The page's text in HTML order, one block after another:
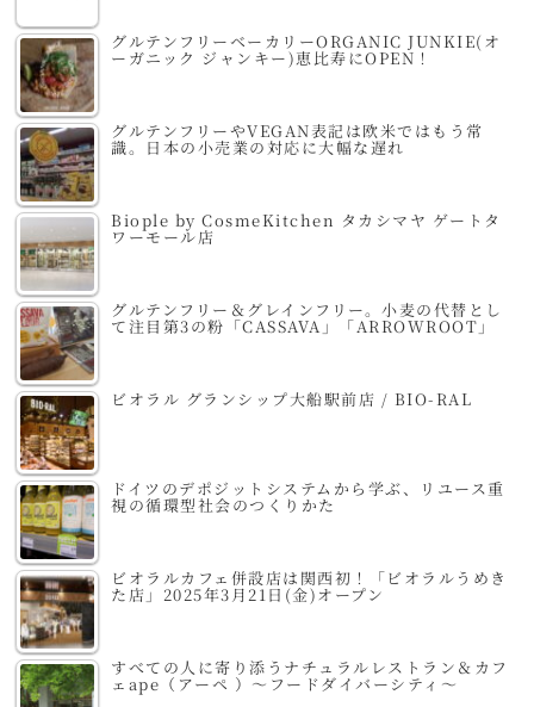
グルテンフリーベーカリーORGANIC JUNKIE(オ
ーガニック ジャンキー)恵比寿にOPEN！
グルテンフリーやVEGAN表記は欧米ではもう常
識。日本の小売業の対応に大幅な遅れ
Biople by CosmeKitchen タカシマヤ ゲートタ
ワーモール店
グルテンフリー＆グレインフリー。小麦の代替とし
て注目第3の粉「CASSAVA」「ARROWROOT」
ビオラル グランシップ大船駅前店 / BIO-RAL
ドイツのデポジットシステムから学ぶ、リユース重
視の循環型社会のつくりかた
ビオラルカフェ併設店は関西初！「ビオラルうめき
た店」2025年3月21日(金)オープン
すべての人に寄り添うナチュラルレストラン＆カフ
ェape（アーペ ）～フードダイバーシティ～